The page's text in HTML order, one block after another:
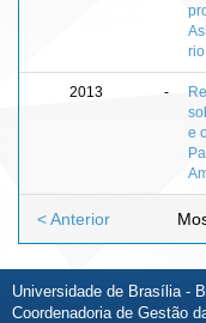
2013 -
e
< Anterior
Universidade de Brasília -
Coordenadoria de Gestão